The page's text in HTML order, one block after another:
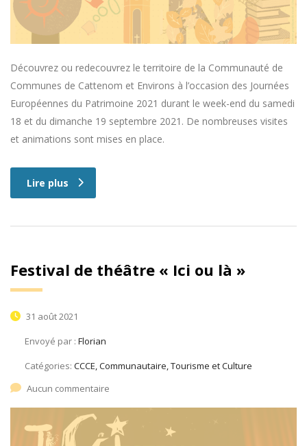
Découvrez ou redecouvrez le territoire de la Communauté de
Communes de Cattenom et Environs à l’occasion des Journées
Européennes du Patrimoine 2021 durant le week-end du samedi
18 et du dimanche 19 septembre 2021. De nombreuses visites
et animations sont mises en place.
Lire plus
Festival de théâtre « Ici ou là »
31 août 2021
Envoyé par : Florian
Catégories: CCCE, Communautaire, Tourisme et Culture
Aucun commentaire